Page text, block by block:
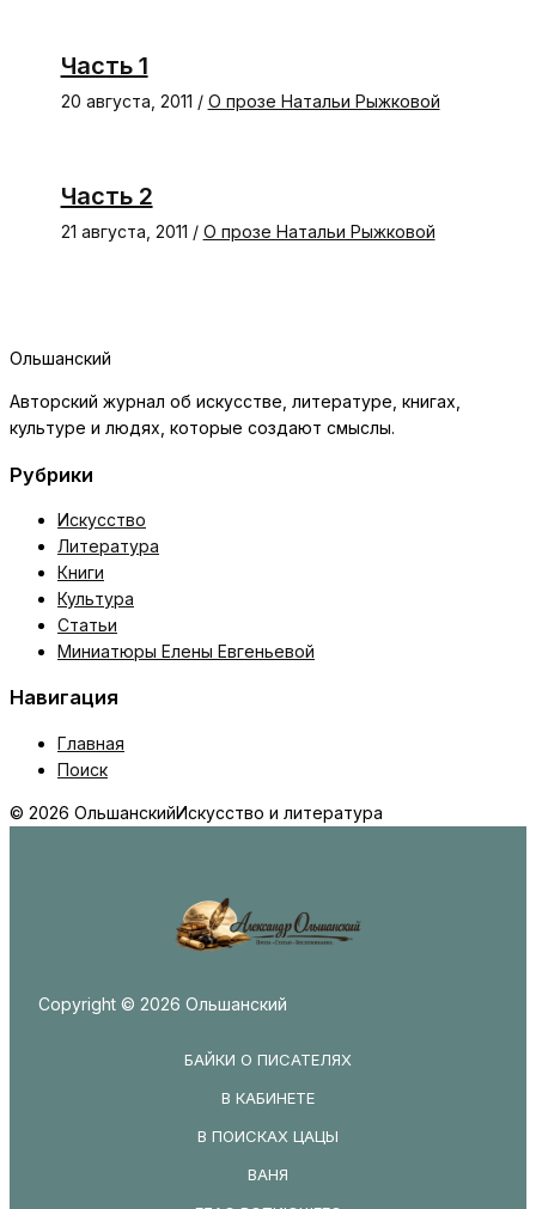
Часть 1
20 августа, 2011 / О прозе Натальи Рыжковой
Часть 2
21 августа, 2011 / О прозе Натальи Рыжковой
Ольшанский
Авторский журнал об искусстве, литературе, книгах,
культуре и людях, которые создают смыслы.
Рубрики
Искусство
Литература
Книги
Культура
Статьи
Миниатюры Елены Евгеньевой
Навигация
Главная
Поиск
© 2026 ОльшанскийИскусство и литература
Copyright © 2026 Ольшанский
БАЙКИ О ПИСАТЕЛЯХ
В КАБИНЕТЕ
В ПОИСКАХ ЦАЦЫ
ВАНЯ